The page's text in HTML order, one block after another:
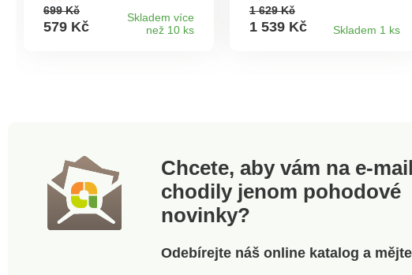
konvice zůstává zvenku
chladná. Dvoustěnná
699 Kč
579 Kč
Skladem více
než 10 ks
Objem konvice 1,5 l.
Rozměry: výška 30 cm,
1 629 Kč
1 539 Kč Skladem 1 ks
Chcete, aby vám na e-mail
chodily jenom pohodové
novinky?
Odebírejte náš online katalog a